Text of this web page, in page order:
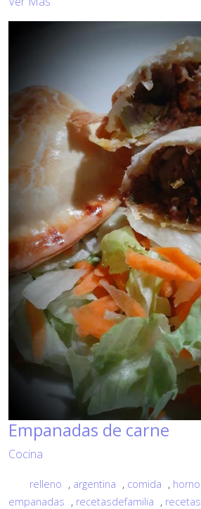
Empanadas de carne
Cocina
relleno , argentina , comida , horno
empanadas , recetasdefamilia , recetas